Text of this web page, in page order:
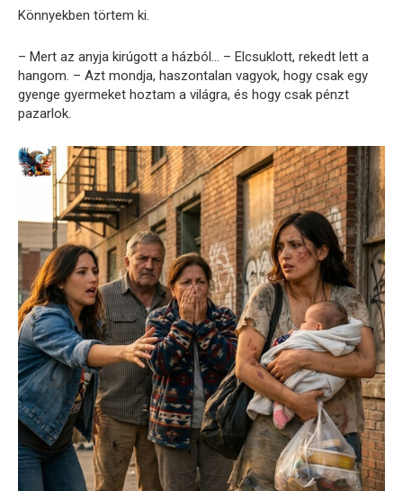
Könnyekben törtem ki.
– Mert az anyja kirúgott a házból… – Elcsuklott, rekedt lett a
hangom. – Azt mondja, haszontalan vagyok, hogy csak egy
gyenge gyermeket hoztam a világra, és hogy csak pénzt
pazarlok.